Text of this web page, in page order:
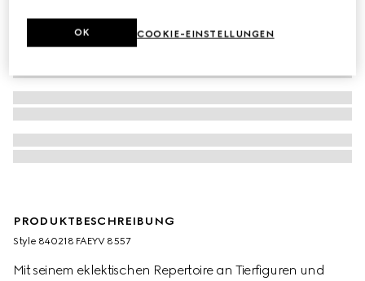
PRODUKTBESCHREIBUNG
Style ‎840218 FAEYV 8557
Mit seinem eklektischen Repertoire an Tierfiguren und
COOKIE-EINSTELLUNGEN
OK